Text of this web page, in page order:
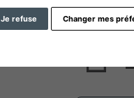
Je refuse Changer mes
type de